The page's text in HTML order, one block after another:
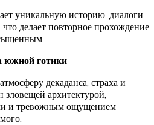
уникальную историю, диалоги
делает повторное прохождение
южной готики
декаданса, страха и
архитектурой,
и тревожным ощущением